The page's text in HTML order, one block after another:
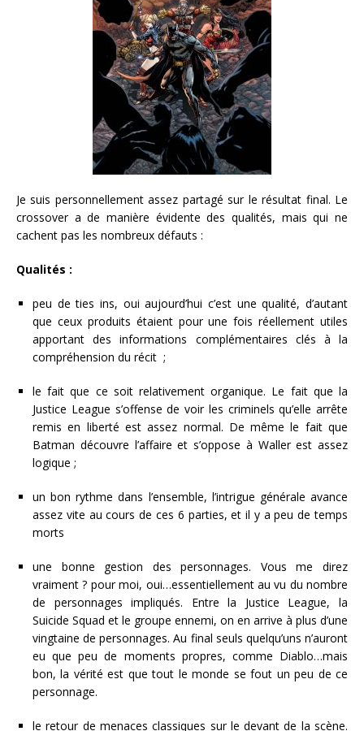
Je suis personnellement assez partagé sur le résultat final. Le
crossover a de manière évidente des qualités, mais qui ne
cachent pas les nombreux défauts :
Qualités :
peu de ties ins, oui aujourd’hui c’est une qualité, d’autant
que ceux produits étaient pour une fois réellement utiles
apportant des informations complémentaires clés à la
compréhension du récit ;
le fait que ce soit relativement organique. Le fait que la
Justice League s’offense de voir les criminels qu’elle arrête
remis en liberté est assez normal. De même le fait que
Batman découvre l’affaire et s’oppose à Waller est assez
logique ;
un bon rythme dans l’ensemble, l’intrigue générale avance
assez vite au cours de ces 6 parties, et il y a peu de temps
morts
une bonne gestion des personnages. Vous me direz
vraiment ? pour moi, oui…essentiellement au vu du nombre
de personnages impliqués. Entre la Justice League, la
Suicide Squad et le groupe ennemi, on en arrive à plus d’une
vingtaine de personnages. Au final seuls quelqu’uns n’auront
eu que peu de moments propres, comme Diablo…mais
bon, la vérité est que tout le monde se fout un peu de ce
personnage.
le retour de menaces classiques sur le devant de la scène.